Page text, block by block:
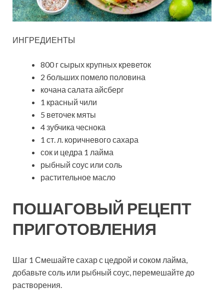
ИНГРЕДИЕНТЫ
800 г сырых крупных креветок
2 больших помело половина
кочана салата айсберг
1 красный чили
5 веточек мяты
4 зубчика чеснока
1 ст. л. коричневого сахара
сок и цедра 1 лайма
рыбный соус или соль
растительное масло
ПОШАГОВЫЙ РЕЦЕПТ
ПРИГОТОВЛЕНИЯ
Шаг 1 Смешайте сахар с цедрой и соком лайма,
добавьте соль или рыбный соус, перемешайте до
растворения.